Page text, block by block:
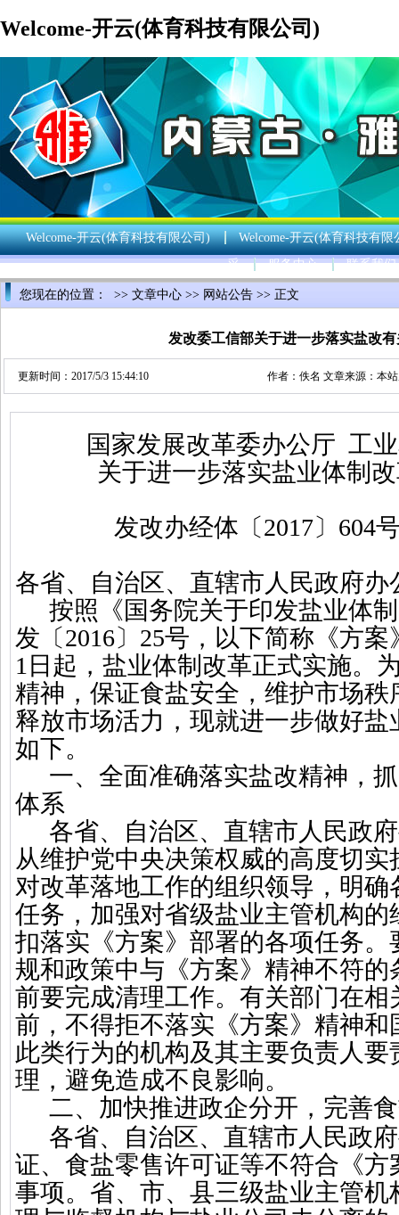
Welcome-开云(体育科技有限公司)
Welcome-开云(体育科技有限公司)
Welcome-开云(体育科技有限
采
服务中心 联系我们
您现在的位置： >> 文章中心 >> 网站公告 >> 正文
发改委工信部关于进一步落实盐改
更新时间：2017/5/3 15:44:10 作者：佚名 文章来源：本
国家发展改革委办公厅 工
关于进一步落实盐业体制
发改办经体〔2017〕 604
各省、自治区、直辖市人民政府办
按照《国务院关于印发盐业体
发〔2016〕 25号，以下简称《方案
1 日起，盐业体制改革正式实施。
精神，保证食盐安全，维护市场
释放市场活力，现就进一步做好
如下。
一、全面准确落实盐改精神 ，
体系
各省、自治区、直辖市人民政
从维护党中央决策权威的高度切
对改革落地工作的组织领导，明
任务，加强对省级盐业主管机构
扣落实《方案》部署的各项任务
规和政策中与《方案》精神不符的
前要完成清理工作。有关部门在
前，不得拒不落实《方案》精神
此类行为的机构及其主要负责人
理，避免造成不良影响。
二、加快推进政企分开，完善
各省、自治区、直辖市人民政
证、食盐零售许可证等不符合《
事项。省、市、县三级盐业主管